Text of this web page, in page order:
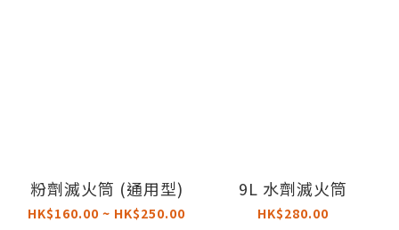
粉劑滅火筒 (通用型)
HK$160.00 ~ HK$250.00
9L 水劑滅火筒
HK$280.00